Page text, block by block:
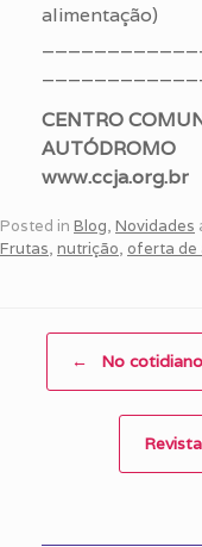
alimentação)
CENTRO
AUTÓDROMO
www.ccja.org.br
Posted in Blog, Novidades
Frutas, nutrição, oferta de
← No